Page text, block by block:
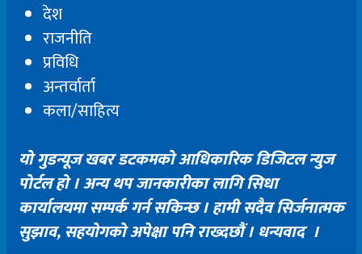
देश
राजनीति
प्रविधि
अन्तर्वार्ता
कला/साहित्य
यो गुडन्यूज खबर डटकमको आधिकारिक डिजिटल न्युज
पोर्टल हो । अन्य थप जानकारीका लागि सिधा
कार्यालयमा सम्पर्क गर्न सकिन्छ । हामी सदैव सिर्जनात्मक
सुझाव, सहयोगको अपेक्षा पनि राख्दछौं । धन्यवाद ।